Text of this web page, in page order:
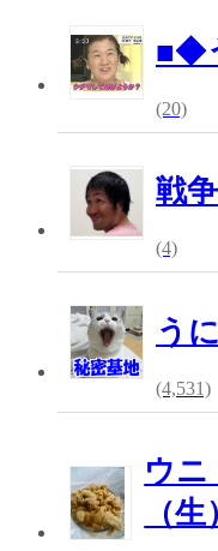
■◆
(20)
戦
(4)
う
(4,531)
ウニ
（生